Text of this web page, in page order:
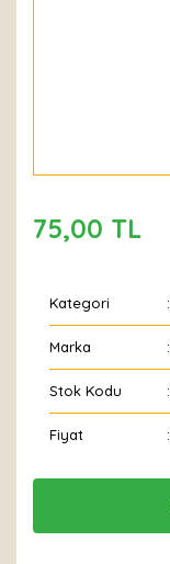
75,00 TL
Kategori
Marka
Stok Kodu
Fiyat